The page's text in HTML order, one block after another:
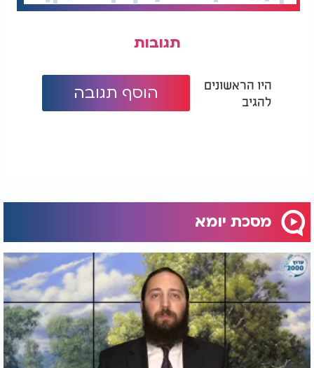
תגובות
היו הראשונים
להגיב
הוסף תגובה
מסכת יומא